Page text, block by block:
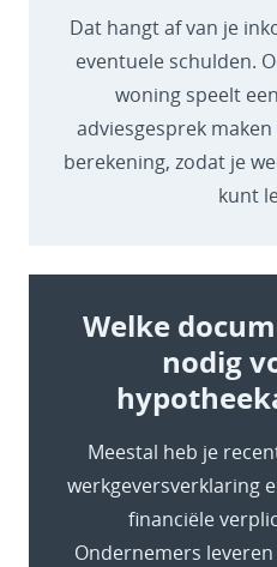
Dat hangt af van je
eventuele schulden.
woning speelt
adviesgesprek
berekening, zodat je
kunt
Welke
nodig
Meestal heb je
werkgeversverklaring
financiële
Ondernemers